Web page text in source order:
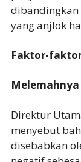
dibandingkan
yang anjlok
Faktor-
Direktur
menyebut
disebabkan